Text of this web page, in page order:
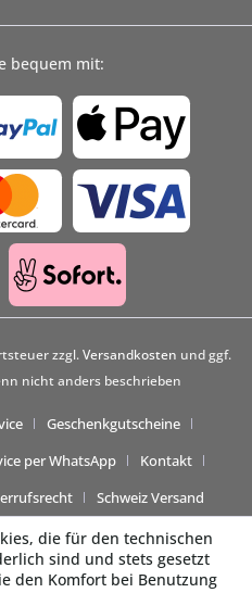
bequem mit:
zzgl.Versandkosten und ggf.
nicht anders beschrieben
Geschenkgutscheine
per WhatsApp
Kontakt
Schweiz Versand
die für den technischen
sind und stets gesetzt
den Komfort bei Benutzung